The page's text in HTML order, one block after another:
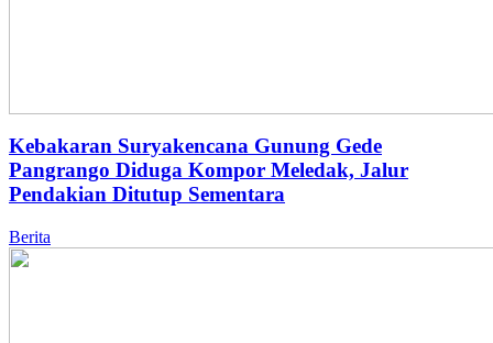
Kebakaran Suryakencana Gunung Gede
Pangrango Diduga Kompor Meledak, Jalur
Pendakian Ditutup Sementara
Berita